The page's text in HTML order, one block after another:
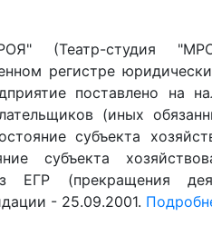
(Театр-студия
регистре
поставлено на
(иных
субъекта
субъекта
ЕГР (прекращения
- 25.09.2001.